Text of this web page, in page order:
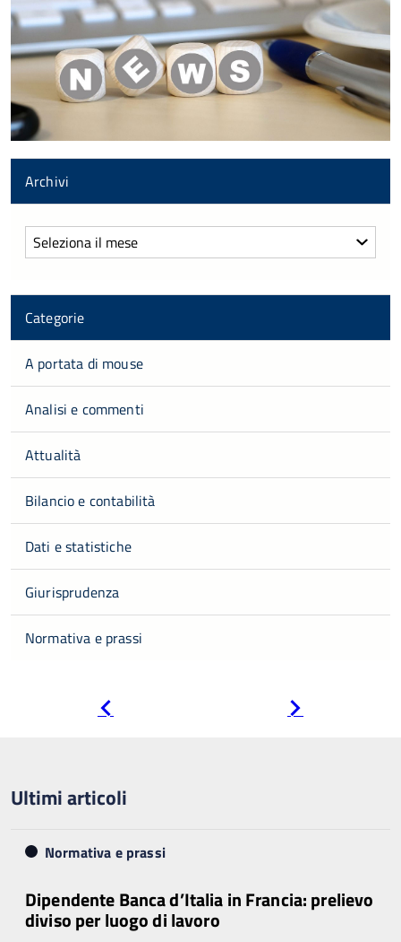
Archivi
Archivi
Categorie
A portata di mouse
Analisi e commenti
Attualità
Bilancio e contabilità
Dati e statistiche
Giurisprudenza
Normativa e prassi
Ultimi articoli
Normativa e prassi
Dipendente Banca d’Italia in Francia: prelievo
diviso per luogo di lavoro